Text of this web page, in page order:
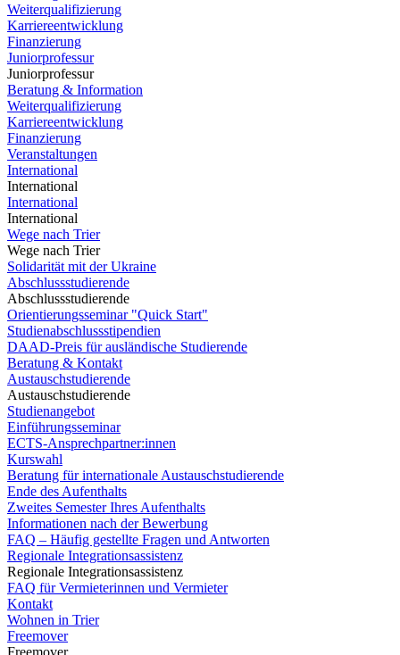
Weiterqualifizierung
Karriereentwicklung
Finanzierung
Juniorprofessur
Juniorprofessur
Beratung & Information
Weiterqualifizierung
Karriereentwicklung
Finanzierung
Veranstaltungen
International
International
International
International
Wege nach Trier
Wege nach Trier
Solidarität mit der Ukraine
Abschlussstudierende
Abschlussstudierende
Orientierungsseminar "Quick Start"
Studienabschlussstipendien
DAAD-Preis für ausländische Studierende
Beratung & Kontakt
Austauschstudierende
Austauschstudierende
Studienangebot
Einführungsseminar
ECTS-Ansprechpartner:innen
Kurswahl
Beratung für internationale Austauschstudierende
Ende des Aufenthalts
Zweites Semester Ihres Aufenthalts
Informationen nach der Bewerbung
FAQ – Häufig gestellte Fragen und Antworten
Regionale Integrationsassistenz
Regionale Integrationsassistenz
FAQ für Vermieterinnen und Vermieter
Kontakt
Wohnen in Trier
Freemover
Freemover